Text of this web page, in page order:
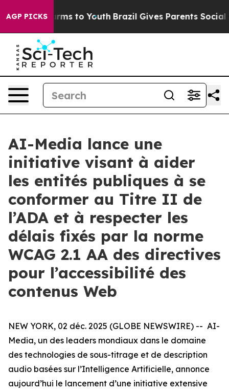
AGP PICKS
Harms to Youth Brazil Gives Parents Social
AI-Media lance une
initiative visant à aider
les entités publiques à se
conformer au Titre II de
l’ADA et à respecter les
délais fixés par la norme
WCAG 2.1 AA des directives
pour l’accessibilité des
contenus Web
NEW YORK, 02 déc. 2025 (GLOBE NEWSWIRE) -- AI-
Media, un des leaders mondiaux dans le domaine
des technologies de sous-titrage et de description
audio basées sur l’Intelligence Artificielle, annonce
aujourd’hui le lancement d’une initiative extensive